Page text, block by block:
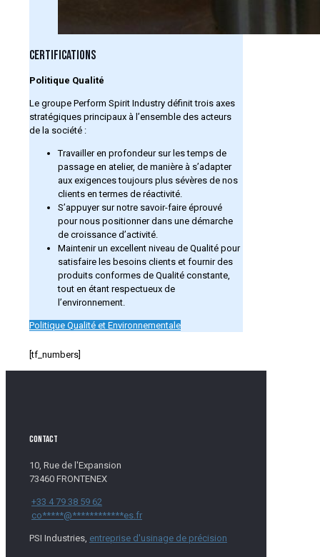
CERTIFICATIONS
Politique Qualité
Le groupe Perform Spirit Industry définit trois axes
stratégiques principaux à l’ensemble des acteurs
de la société :
Travailler en profondeur sur les temps de
passage en atelier, de manière à s’adapter
aux exigences toujours plus sévères de nos
clients en termes de réactivité.
S’appuyer sur notre savoir-faire éprouvé
pour nous positionner dans une démarche
de croissance d’activité.
Maintenir un excellent niveau de Qualité pour
satisfaire les besoins clients et fournir des
produits conformes de Qualité constante,
tout en étant respectueux de
l’environnement.
Politique Qualité et Environnementale
[tf_numbers]
CONTACT
10, Rue de l'Expansion
73460 FRONTENEX
+33 4 79 38 59 62
co*****@************es.fr
PSI Industries, entreprise d'usinage de précision